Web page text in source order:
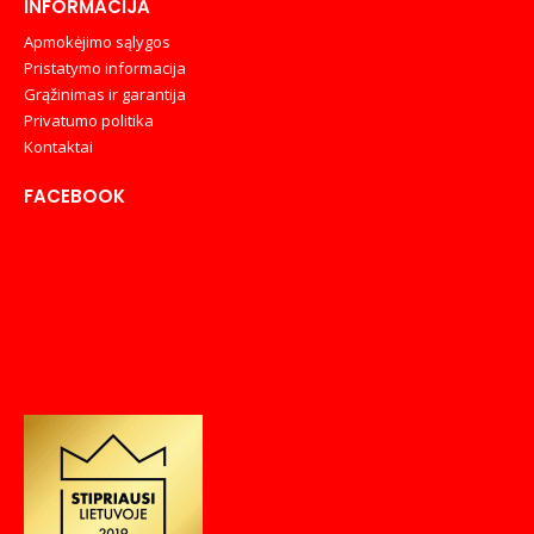
INFORMACIJA
Apmokėjimo sąlygos
Pristatymo informacija
Grąžinimas ir garantija
Privatumo politika
Kontaktai
FACEBOOK